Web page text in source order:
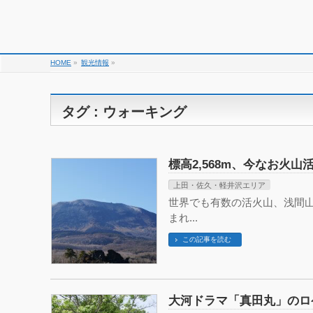
HOME » 観光情報 »
タグ : ウォーキング
標高2,568m、今なお火山
上田・佐久・軽井沢エリア
世界でも有数の活火山、浅間
まれ...
この記事を読む
大河ドラマ「真田丸」の